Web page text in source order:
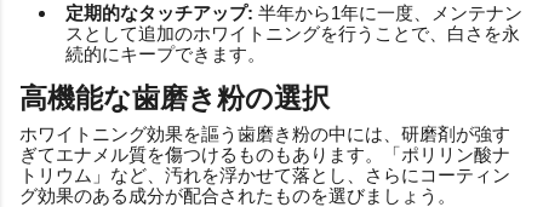
定期的なタッチアップ: 半年から1年に一度、メンテナン
スとして追加のホワイトニングを行うことで、白さを永
続的にキープできます。
高機能な歯磨き粉の選択
ホワイトニング効果を謳う歯磨き粉の中には、研磨剤が強す
ぎてエナメル質を傷つけるものもあります。「ポリリン酸ナ
トリウム」など、汚れを浮かせて落とし、さらにコーティン
グ効果のある成分が配合されたものを選びましょう。